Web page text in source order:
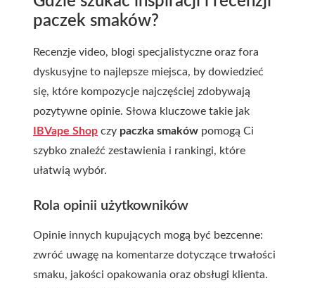
paczek smaków?
Recenzje video, blogi specjalistyczne oraz fora
dyskusyjne to najlepsze miejsca, by dowiedzieć
się, które kompozycje najczęściej zdobywają
pozytywne opinie. Słowa kluczowe takie jak
IBVape Shop czy paczka smaków pomogą Ci
szybko znaleźć zestawienia i rankingi, które
ułatwią wybór.
Rola opinii użytkowników
Opinie innych kupujących mogą być bezcenne:
zwróć uwagę na komentarze dotyczące trwałości
smaku, jakości opakowania oraz obsługi klienta.